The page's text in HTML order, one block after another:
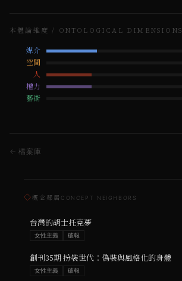
本體論維度 / ONTOLOGICAL DIMENSIONS
媒介
空間
人
權力
藝術
← 檔案庫
◇概念鄰居 CONCEPT NEIGHBORS
台灣的胡士托克夢
女性主義 破報
創刊35期 扮裝世代：偽裝與風格化的身體
女性主義 破報